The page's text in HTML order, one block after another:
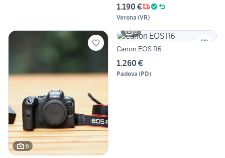
1.190 €
Verona (VR)
6
6
Canon EOS R6
1.260 €
Padova (PD)